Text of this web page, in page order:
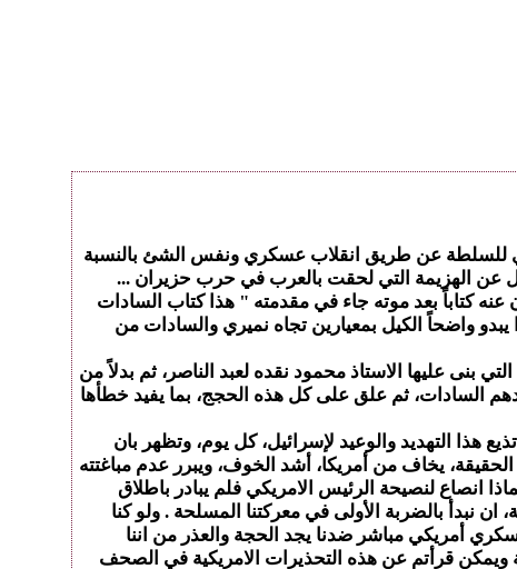
للسلطة عن طريق انقلاب عسكري ونفس الشئ بالنسبة
عن الهزيمة التي لحقت بالعرب في حرب حزيران ...
كتاباً بعد موته جاء في مقدمته " هذا كتاب السادات
واضحاً الكيل بمعيارين تجاه نميري والسادات من
عليها الاستاذ محمود نقده لعبد الناصر، ثم بدلاً من
السادات، ثم علق على كل هذه الحجج، بما يفيد خطأها
هذا التهديد والوعيد لإسرائيل، كل يوم، وتظهر بان
يخاف من أمريكا، أشد الخوف، ويبرر عدم مباغتته
لنصيحة الرئيس الامريكي فلم يبادر باطلاق
ان نبدأ بالضربة الأولى في معركتنا المسلحة . ولو كنا
أمريكي مباشر ضدنا يجد الحجة والعذر من اننا
ويمكن قرأتم عن هذه التحذيرات الامريكية في الصحف